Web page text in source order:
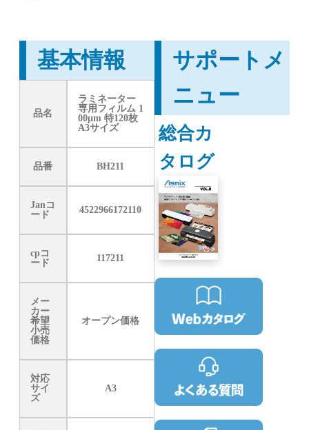
基本情報
品名
ラミネーター
専用フィルム 1
00μm 特120枚
A3サイズ
品番 BH211
Janコ
ード
4522966172110
cpコ
ード
117211
メー
カー
希望
小売
価格
オープン価格
対応
サイ
ズ
A3
サポートメ
ニュー
総合カ
タログ